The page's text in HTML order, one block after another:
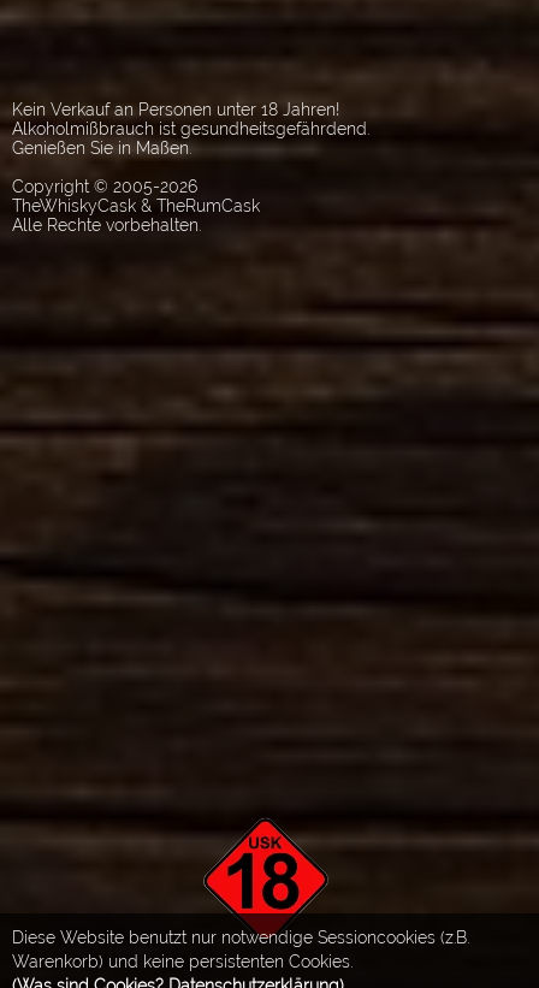
Diese Website benutzt nur notwendige Sessioncookies (z.B.
Warenkorb) und keine persistenten Cookies.
Kein Verkauf an Personen unter 18 Jahren!
Alkoholmißbrauch ist gesundheitsgefährdend.
Genießen Sie in Maßen.
Copyright © 2005-2026
TheWhiskyCask & TheRumCask
Alle Rechte vorbehalten.